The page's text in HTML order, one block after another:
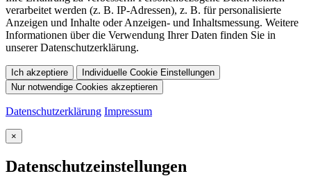
verarbeitet werden (z. B. IP-Adressen), z. B. für personalisierte
Anzeigen und Inhalte oder Anzeigen- und Inhaltsmessung. Weitere
Informationen über die Verwendung Ihrer Daten finden Sie in
unserer Datenschutzerklärung.
Ich akzeptiere
Individuelle Cookie Einstellungen
Nur notwendige Cookies akzeptieren
Datenschutzerklärung Impressum
×
Datenschutzeinstellungen